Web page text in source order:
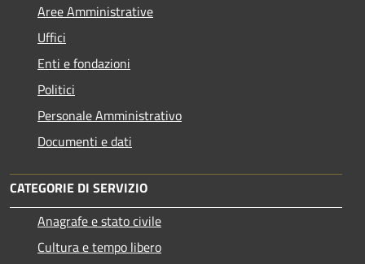
Aree Amministrative
Uffici
Enti e fondazioni
Politici
Personale Amministrativo
Documenti e dati
CATEGORIE DI SERVIZIO
Anagrafe e stato civile
Cultura e tempo libero